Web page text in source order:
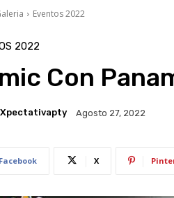
Eventos 2022
2022
Con
Xpectativapty Agosto 27, 2022
Facebook X